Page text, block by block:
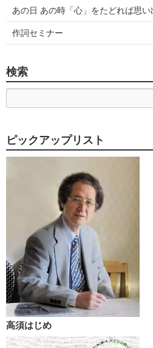
あの日 あの時「心」をたどれば思
作詞セミナー
検索
ピックアップリスト
高須はじめ